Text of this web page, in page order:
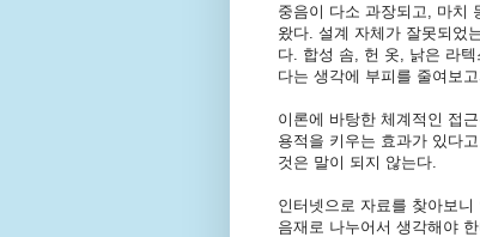
중음이 다소 과장되고, 마치
왔다. 설계 자체가 잘못되었
다. 합성 솜, 헌 옷, 낡은 라
다는 생각에 부피를 줄여보
이론에 바탕한 체계적인 접
용적을 키우는 효과가 있다
것은 말이 되지 않는다.
인터넷으로 자료를 찾아보
음재로 나누어서 생각해야